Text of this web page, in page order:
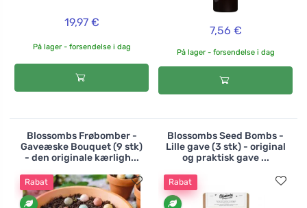
19,97 €
På lager - forsendelse i dag
7,56 €
På lager - forsendelse i dag
Blossombs Frøbomber -
Gaveæske Bouquet (9 stk)
- den originale kærligh...
Rabat
Blossombs Seed Bombs -
Lille gave (3 stk) - original
og praktisk gave ...
Rabat